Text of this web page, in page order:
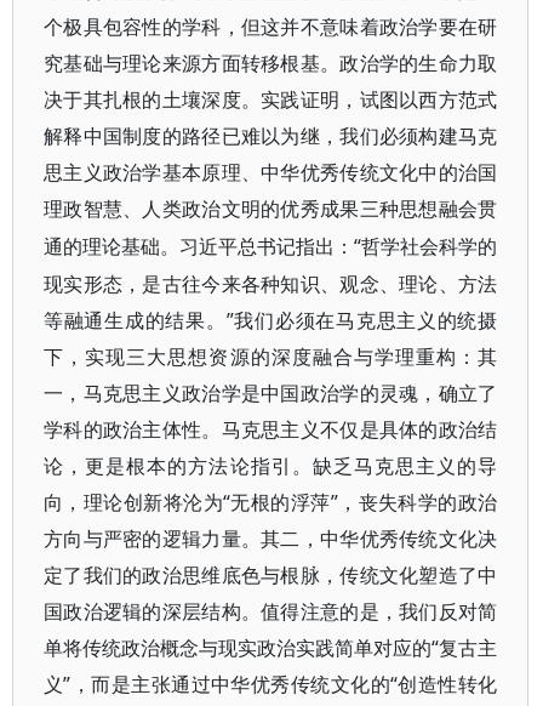
个极具包容性的学科，但这并不意味着政治学要在研
究基础与理论来源方面转移根基。政治学的生命力取
决于其扎根的土壤深度。实践证明，试图以西方范式
解释中国制度的路径已难以为继，我们必须构建马克
思主义政治学基本原理、中华优秀传统文化中的治国
理政智慧、人类政治文明的优秀成果三种思想融会贯
通的理论基础。习近平总书记指出：“哲学社会科学的
现实形态，是古往今来各种知识、观念、理论、方法
等融通生成的结果。”我们必须在马克思主义的统摄
下，实现三大思想资源的深度融合与学理重构：其
一，马克思主义政治学是中国政治学的灵魂，确立了
学科的政治主体性。马克思主义不仅是具体的政治结
论，更是根本的方法论指引。缺乏马克思主义的导
向，理论创新将沦为“无根的浮萍”，丧失科学的政治
方向与严密的逻辑力量。其二，中华优秀传统文化决
定了我们的政治思维底色与根脉，传统文化塑造了中
国政治逻辑的深层结构。值得注意的是，我们反对简
单将传统政治概念与现实政治实践简单对应的“复古主
义”，而是主张通过中华优秀传统文化的“创造性转化